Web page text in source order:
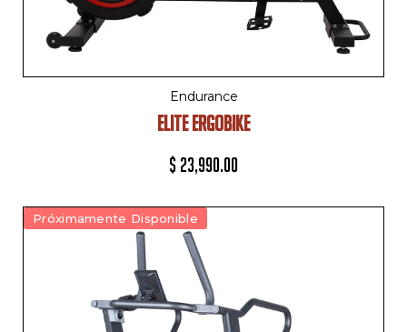
Endurance
ELITE ERGOBIKE
$ 23,990.00
Próximamente Disponible